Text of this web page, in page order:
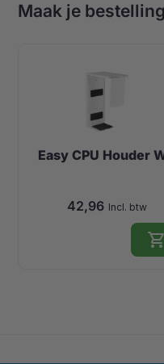
Maak je
Easy CPU Houder
42,96 Incl. btw
shopping_cart